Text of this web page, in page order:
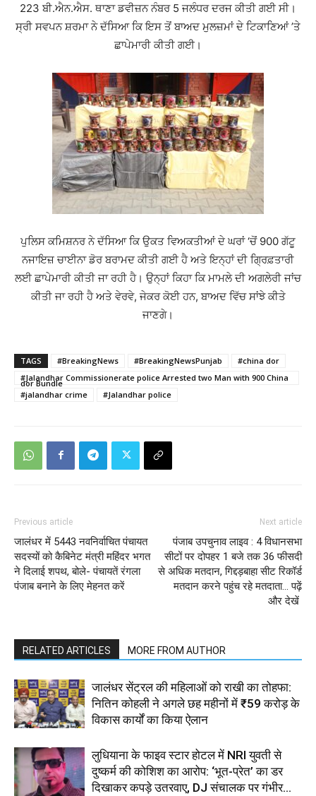
223 ਬੀ.ਐਨ.ਐਸ. ਥਾਣਾ ਡਵੀਜ਼ਨ ਨੰਬਰ 5 ਜਲੰਧਰ ਦਰਜ ਕੀਤੀ ਗਈ ਸੀ।
ਸ੍ਰੀ ਸਵਪਨ ਸ਼ਰਮਾ ਨੇ ਦੱਸਿਆ ਕਿ ਇਸ ਤੋਂ ਬਾਅਦ ਮੁਲਜ਼ਮਾਂ ਦੇ ਟਿਕਾਣਿਆਂ ’ਤੇ
ਛਾਪੇਮਾਰੀ ਕੀਤੀ ਗਈ।
ਪੁਲਿਸ ਕਮਿਸ਼ਨਰ ਨੇ ਦੱਸਿਆ ਕਿ ਉਕਤ ਵਿਅਕਤੀਆਂ ਦੇ ਘਰਾਂ ‘ਚੋਂ 900 ਗੱਟੂ
ਨਜਾਇਜ਼ ਚਾਈਨਾ ਡੋਰ ਬਰਾਮਦ ਕੀਤੀ ਗਈ ਹੈ ਅਤੇ ਇਨ੍ਹਾਂ ਦੀ ਗ੍ਰਿਫ਼ਤਾਰੀ
ਲਈ ਛਾਪੇਮਾਰੀ ਕੀਤੀ ਜਾ ਰਹੀ ਹੈ। ਉਨ੍ਹਾਂ ਕਿਹਾ ਕਿ ਮਾਮਲੇ ਦੀ ਅਗਲੇਰੀ ਜਾਂਚ
ਕੀਤੀ ਜਾ ਰਹੀ ਹੈ ਅਤੇ ਵੇਰਵੇ, ਜੇਕਰ ਕੋਈ ਹਨ, ਬਾਅਦ ਵਿੱਚ ਸਾਂਝੇ ਕੀਤੇ
ਜਾਣਗੇ।
TAGS #BreakingNews #BreakingNewsPunjab
#china dor
#Jalandhar Commissionerate police Arrested two Man with 900 China
dor Bundle
#jalandhar crime
#Jalandhar police
Previous article
जालंधर में 5443 नवनिर्वाचित पंचायत
सदस्यों को कैबिनेट मंत्री महिंदर भगत
ने दिलाई शपथ, बोले- पंचायतें रंगला
पंजाब बनाने के लिए मेहनत करें
Next article
पंजाब उपचुनाव लाइव : 4 विधानसभा
सीटों पर दोपहर 1 बजे तक 36 फीसदी
से अधिक मतदान, गिद्दड़बाहा सीट रिकॉर्ड
मतदान करने पहुंच रहे मतदाता… पढ़ें
और देखें
RELATED ARTICLES MORE FROM AUTHOR
जालंधर सेंट्रल की महिलाओं को राखी का तोहफा:
नितिन कोहली ने अगले छह महीनों में ₹59 करोड़ के
विकास कार्यों का किया ऐलान
लुधियाना के फाइव स्टार होटल में NRI युवती से
दुष्कर्म की कोशिश का आरोप: ‘भूत-प्रेत’ का डर
दिखाकर कपड़े उतरवाए, DJ संचालक पर गंभीर...